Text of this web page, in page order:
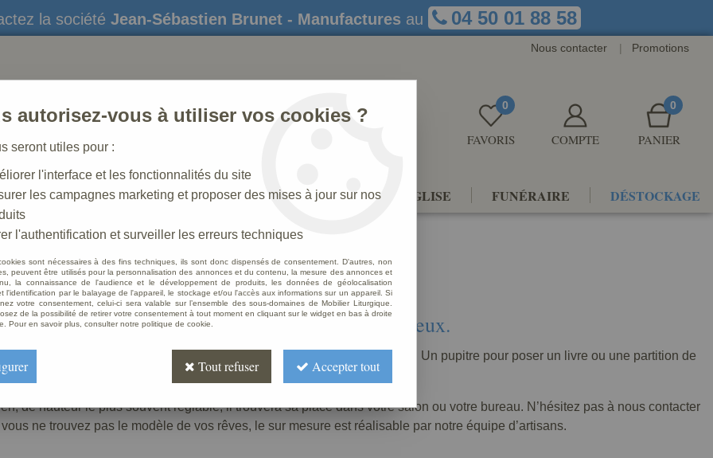
la société Jean-Sébastien Brunet - Manufactures au 04 50 01 88 58
Nous contacter | Promotions
0
FAVORIS COMPTE
0
PANIER
STATUES CRÈCHES DE NOËL AMÉNAGEMENTS D'ÉGLISE FUNÉRAIRE DÉSTOCKAGE
Pupitres
de mobilier liturgique et d'articles religieux.
PUPITRES en bois, pupitres en chêne, Pupitres en métal ou en altuglas. Un pupitre pour poser un livre ou une partition de
de hauteur le plus souvent réglable, il trouvera sa place dans votre salon ou votre bureau. N’hésitez pas à nous contacter
ne trouvez pas le modèle de vos rêves, le sur mesure est réalisable par notre équipe d’artisans.
autorisez-vous à utiliser vos cookies ?
seront utiles pour :
l'interface et les fonctionnalités du site
les campagnes marketing et proposer des mises à jour sur nos
l'authentification et surveiller les erreurs techniques
sont nécessaires à des fins techniques, ils sont donc dispensés de consentement. D'autres, non
peuvent être utilisés pour la personnalisation des annonces et du contenu, la mesure des annonces et
la connaissance de l'audience et le développement de produits, les données de géolocalisation
l'identification par le balayage de l'appareil, le stockage et/ou l'accès aux informations sur un appareil. Si
votre consentement, celui-ci sera valable sur l’ensemble des sous-domaines de Mobilier Liturgique.
de la possibilité de retirer votre consentement à tout moment en cliquant sur le widget en bas à droite
Pour en savoir plus, consulter notre politique de cookie.
Tout refuser Accepter tout